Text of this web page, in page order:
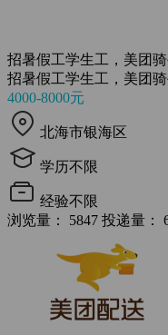
招暑假工学生工，美团
招暑假工学生工，美团
4000-8000元
北海市银海区
学历不限
经验不限
浏览量： 5847 投递量：